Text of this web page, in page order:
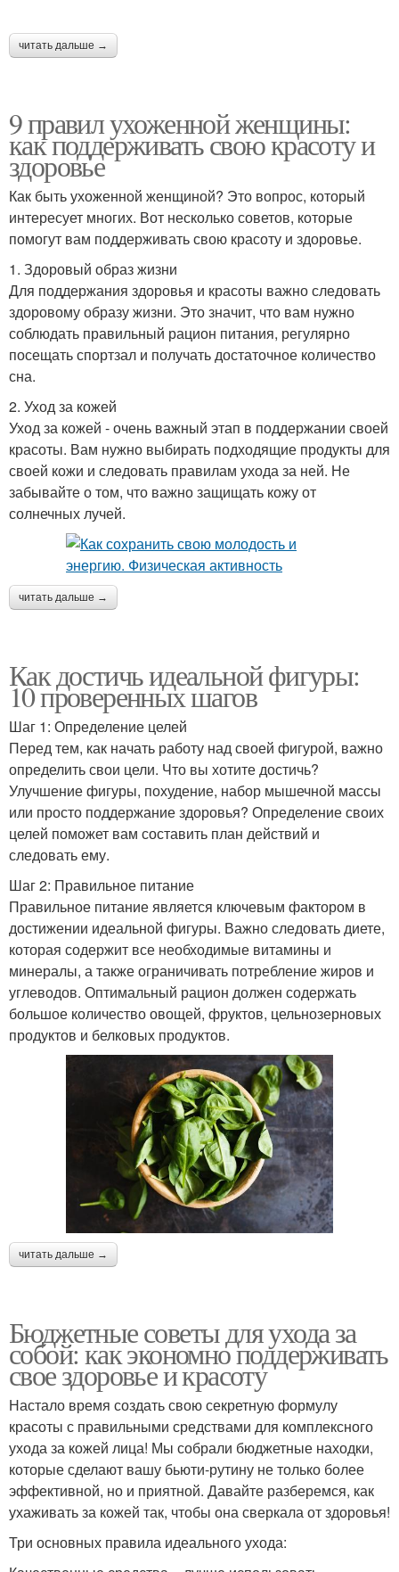
читать дальше →
9 правил ухоженной женщины:
как поддерживать свою красоту и
здоровье
Как быть ухоженной женщиной? Это вопрос, который
интересует многих. Вот несколько советов, которые
помогут вам поддерживать свою красоту и здоровье.
1. Здоровый образ жизни
Для поддержания здоровья и красоты важно следовать
здоровому образу жизни. Это значит, что вам нужно
соблюдать правильный рацион питания, регулярно
посещать спортзал и получать достаточное количество
сна.
2. Уход за кожей
Уход за кожей - очень важный этап в поддержании своей
красоты. Вам нужно выбирать подходящие продукты для
своей кожи и следовать правилам ухода за ней. Не
забывайте о том, что важно защищать кожу от
солнечных лучей.
читать дальше →
Как достичь идеальной фигуры:
10 проверенных шагов
Шаг 1: Определение целей
Перед тем, как начать работу над своей фигурой, важно
определить свои цели. Что вы хотите достичь?
Улучшение фигуры, похудение, набор мышечной массы
или просто поддержание здоровья? Определение своих
целей поможет вам составить план действий и
следовать ему.
Шаг 2: Правильное питание
Правильное питание является ключевым фактором в
достижении идеальной фигуры. Важно следовать диете,
которая содержит все необходимые витамины и
минералы, а также ограничивать потребление жиров и
углеводов. Оптимальный рацион должен содержать
большое количество овощей, фруктов, цельнозерновых
продуктов и белковых продуктов.
читать дальше →
Бюджетные советы для ухода за
собой: как экономно поддерживать
свое здоровье и красоту
Настало время создать свою секретную формулу
красоты с правильными средствами для комплексного
ухода за кожей лица! Мы собрали бюджетные находки,
которые сделают вашу бьюти-рутину не только более
эффективной, но и приятной. Давайте разберемся, как
ухаживать за кожей так, чтобы она сверкала от здоровья!
Три основных правила идеального ухода: